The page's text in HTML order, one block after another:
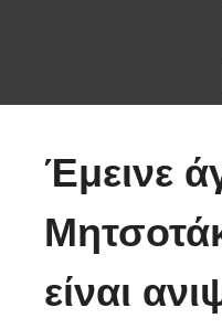
320
μια
μια
Έμεινε
είναι